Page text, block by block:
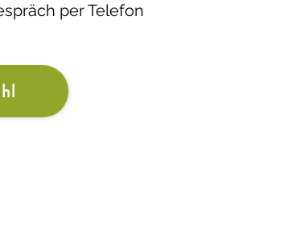
13-15 Uhr
bekommst du einen Zoom-Link
per Telefon